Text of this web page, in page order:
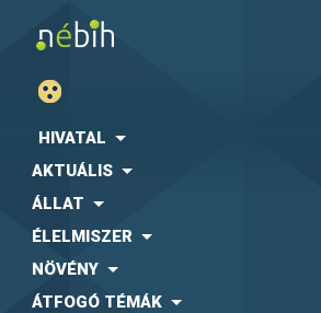
HIVATAL
AKTUÁLIS
ÁLLAT
ÉLELMISZER
NÖVÉNY
ÁTFOGÓ TÉMÁK
Agrárgazdasági Kutató Intézet (AKI)
(FEOSZ)
Közbeszerzési Hatóság (KH)
Központi Statisztikai Hivatal (KSH)
Magyar Díszkertészek Szövetsége
Magyar Ebtartók Országos
Magyar Máltai Szeretetszolgálat